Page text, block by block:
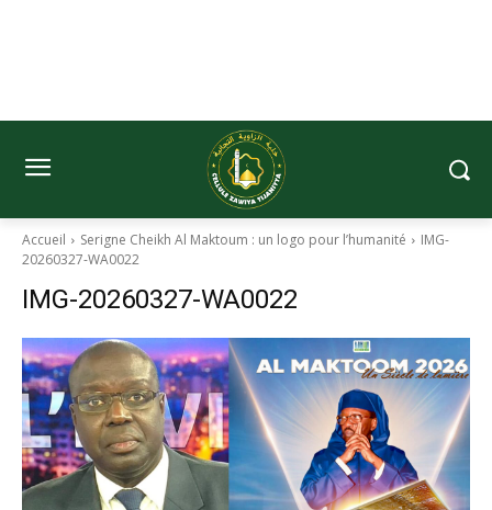
Accueil Serigne Cheikh Al Maktoum : un logo pour l’humanité
IMG-
20260327-WA0022
IMG-20260327-WA0022